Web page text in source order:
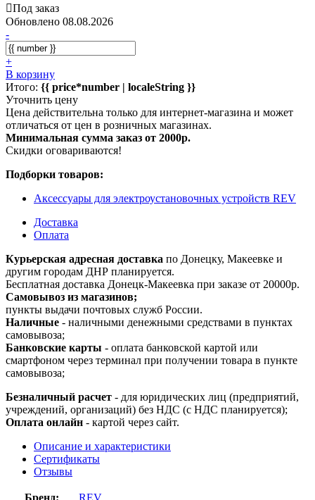
Под заказ
Обновлено 08.08.2026
-
+
В корзину
Итого: {{ price*number | localeString }}
Уточнить цену
Цена действительна только для интернет-магазина и может
отличаться от цен в розничных магазинах.
Минимальная сумма заказ от 2000р.
Скидки оговариваются!
Подборки товаров:
Аксессуары для электроустановочных устройств REV
Доставка
Оплата
Курьерская адресная доставка по Донецку, Макеевке и
другим городам ДНР планируется.
Бесплатная доставка Донецк-Макеевка при заказе от 20000р.
Самовывоз из магазинов;
пункты выдачи почтовых служб России.
Наличные - наличными денежными средствами в пунктах
самовывоза;
Банковские карты - оплата банковской картой или
смартфоном через терминал при получении товара в пункте
самовывоза;
Безналичный расчет - для юридических лиц (предприятий,
учреждений, организаций) без НДС (с НДС планируется);
Оплата онлайн - картой через сайт.
Описание и характеристики
Сертификаты
Отзывы
Бренд: REV